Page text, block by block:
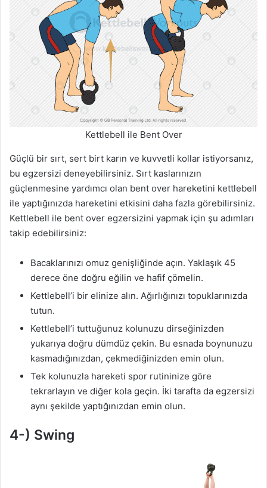
Kettlebell ile Bent Over
Güçlü bir sırt, sert birt karın ve kuvvetli kollar istiyorsanız,
bu egzersizi deneyebilirsiniz. Sırt kaslarınızın
güçlenmesine yardımcı olan bent over hareketini kettlebell
ile yaptığınızda hareketini etkisini daha fazla görebilirsiniz.
Kettlebell ile bent over egzersizini yapmak için şu adımları
takip edebilirsiniz:
Bacaklarınızı omuz genişliğinde açın. Yaklaşık 45
derece öne doğru eğilin ve hafif çömelin.
Kettlebell’i bir elinize alın. Ağırlığınızı topuklarınızda
tutun.
Kettlebell’i tuttuğunuz kolunuzu dirseğinizden
yukarıya doğru dümdüz çekin. Bu esnada boynunuzu
kasmadığınızdan, çekmediğinizden emin olun.
Tek kolunuzla hareketi spor rutininize göre
tekrarlayın ve diğer kola geçin. İki tarafta da egzersizi
aynı şekilde yaptığınızdan emin olun.
4-) Swing